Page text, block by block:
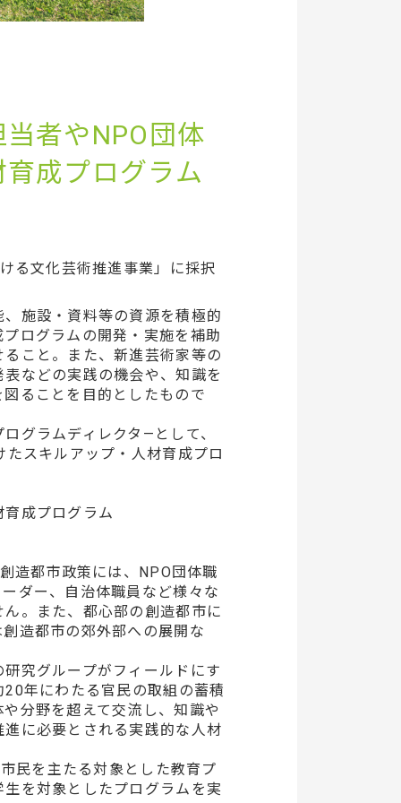
者やNPO団体
成プログラム
る文化芸術推進事業」に採択
施設・資料等の資源を積極的
ログラムの開発・実施を補助
こと。また、新進芸術家等の
などの実践の機会や、知識を
ることを目的としたもので
グラムディレクタ—として、
スキルアップ・人材育成プロ
成プログラム
造都市政策には、NPO団体職
ダー、自治体職員など様々な
。また、都心部の創造都市に
造都市の郊外部への展開な
究グループがフィールドにす
年にわたる官民の取組の蓄積
分野を超えて交流し、知識や
に必要とされる実践的な人材
民を主たる対象とした教育プ
を対象としたプログラムを実